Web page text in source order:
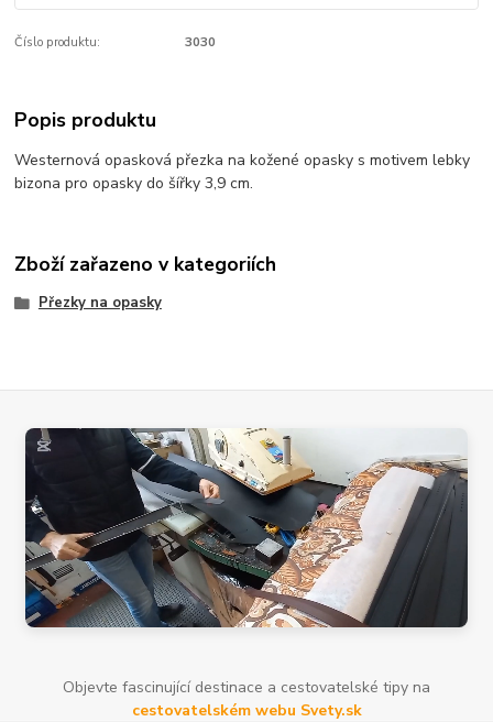
Číslo produktu: 3030
Popis produktu
Westernová opasková přezka na kožené opasky s motivem lebky
bizona pro opasky do šířky 3,9 cm.
Zboží zařazeno v kategoriích
Přezky na opasky
Objevte fascinující destinace a cestovatelské tipy na
cestovatelském webu Svety.sk